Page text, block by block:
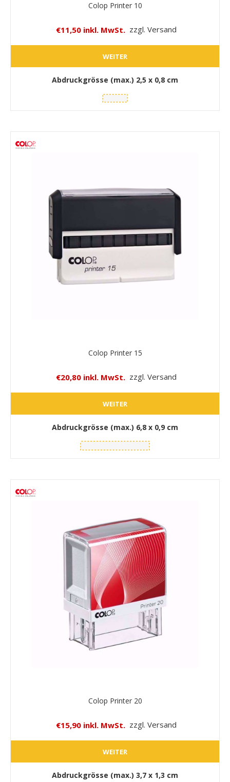
Colop Printer 10
€11,50 inkl. MwSt. zzgl. Versand
WEITER
Abdruckgrösse (max.) 2,5 x 0,8 cm
Colop Printer 15
€20,80 inkl. MwSt. zzgl. Versand
WEITER
Abdruckgrösse (max.) 6,8 x 0,9 cm
Colop Printer 20
€15,90 inkl. MwSt. zzgl. Versand
WEITER
Abdruckgrösse (max.) 3,7 x 1,3 cm